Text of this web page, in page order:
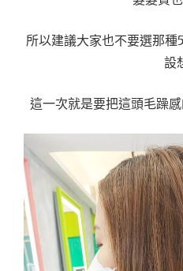
所以建議大家也不要選那
設
這一次就是要把這頭毛躁